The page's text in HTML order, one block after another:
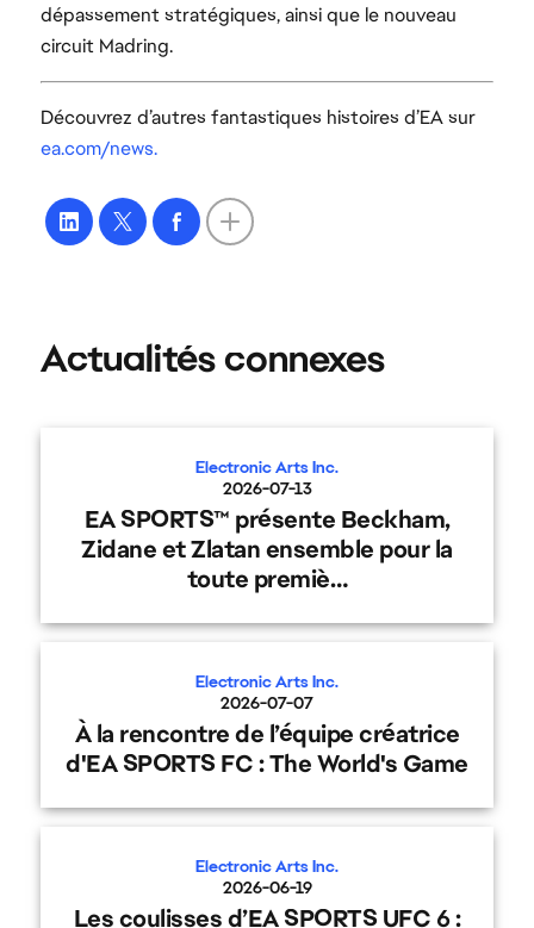
dépassement stratégiques, ainsi que le nouveau
circuit Madring.
Découvrez d’autres fantastiques histoires d’EA sur
ea.com/news.